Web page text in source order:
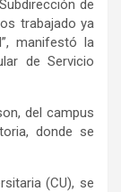
de
trabajado ya
manifestó la
de Servicio
del campus
donde se
(CU), se